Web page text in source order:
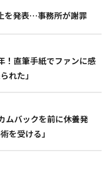
を発表…事務所が謝罪
！直筆手紙でファンに感
れた」
ムバックを前に休養発
を受ける」